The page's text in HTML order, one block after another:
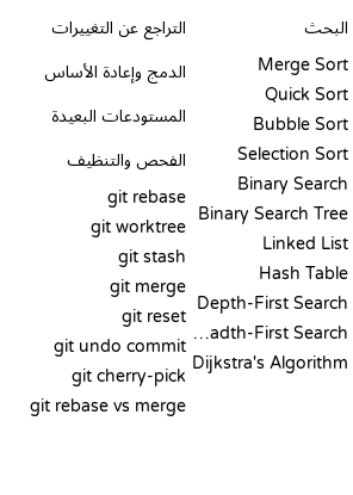
البحث
Merge Sort
Quick Sort
Bubble Sort
Selection Sort
Binary Search
Binary Search Tree
Linked List
Hash Table
Depth-First Search
Breadth-First Search
Dijkstra's Algorithm
التراجع عن التغييرات
الدمج وإعادة الأساس
المستودعات البعيدة
الفحص والتنظيف
git rebase
git worktree
git stash
git merge
git reset
git undo commit
git cherry-pick
git rebase vs merge